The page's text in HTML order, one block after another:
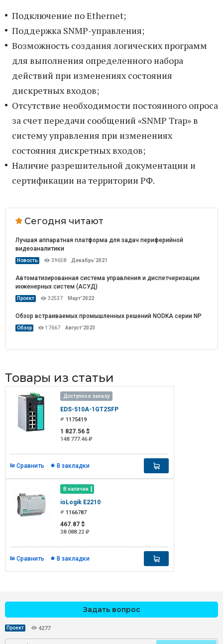
Подключение по Ethernet;
Поддержка SNMP-управления;
Возможность создания логических программ
для выполнения определенного набора
действий при изменениях состояния
дискретных входов;
Отсутствие необходимости постоянного опроса
за счет передачи сообщений «SNMP Trap» в
систему управления при изменениях
состояния дискретных входов;
Наличие разрешительной документации и
сертификации на территории РФ.
Сегодня читают
Лучшая аппаратная платформа для задач периферийной
видеоаналитики
Новость 39658 Декабрь’2021
Автоматизированная система управления и диспетчеризации
инженерных систем (АСУД)
Проект 32537 Март’2022
Обзор встраиваемых промышленных решений NODKA серии NP
Обзор 17667 Август’2023
Товары из статьи
Доступно к заказу
EDS-510A-1GT2SFP
1175419
1 827.56 $
148 777.46 ₽
Сравнить В закладки
В наличии
ioLogik E2210
1166787
467.87 $
38 088.22 ₽
Сравнить В закладки
Задать вопрос
Проект 4277